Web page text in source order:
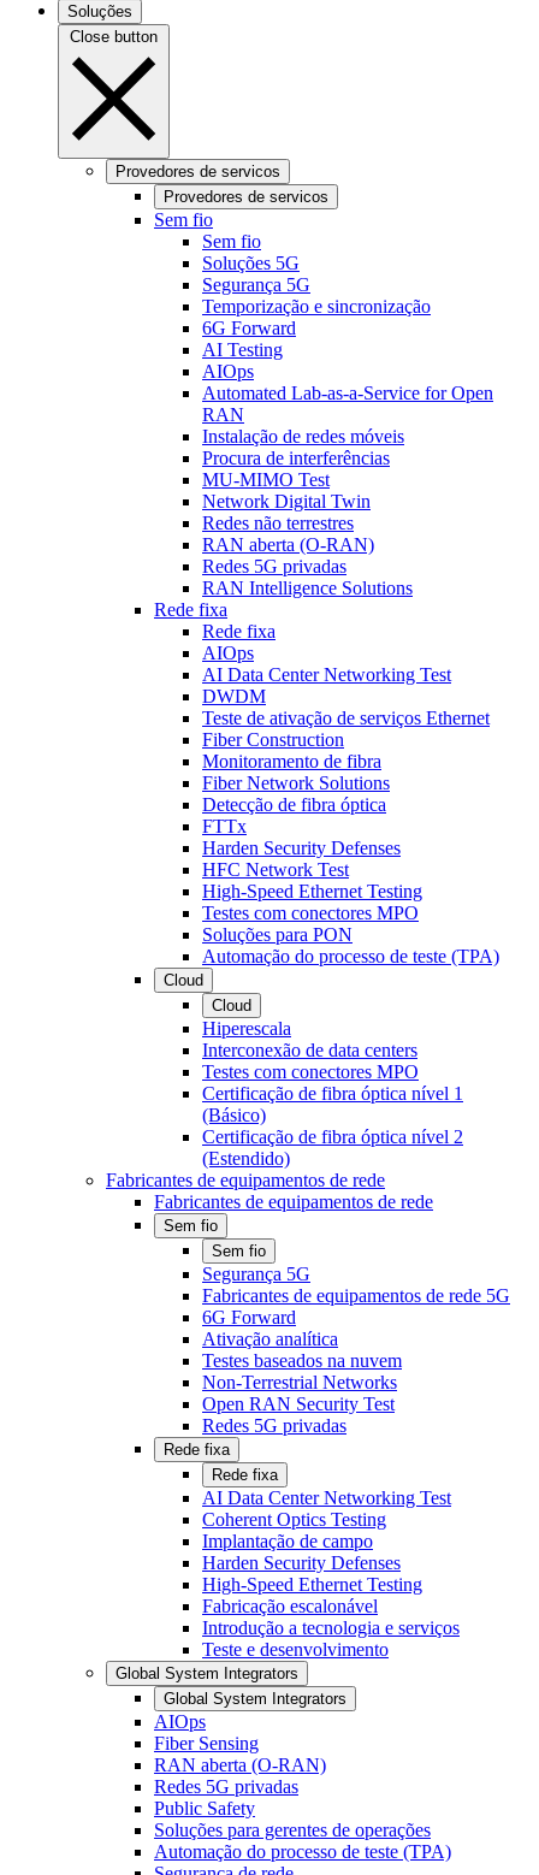
Soluções
Close button
Provedores de servicos
Provedores de servicos
Sem fio
Sem fio
Soluções 5G
Segurança 5G
Temporização e sincronização
6G Forward
AI Testing
AIOps
Automated Lab-as-a-Service for Open
RAN
Instalação de redes móveis
Procura de interferências
MU-MIMO Test
Network Digital Twin
Redes não terrestres
RAN aberta (O-RAN)
Redes 5G privadas
RAN Intelligence Solutions
Rede fixa
Rede fixa
AIOps
AI Data Center Networking Test
DWDM
Teste de ativação de serviços Ethernet
Fiber Construction
Monitoramento de fibra
Fiber Network Solutions
Detecção de fibra óptica
FTTx
Harden Security Defenses
HFC Network Test
High-Speed Ethernet Testing
Testes com conectores MPO
Soluções para PON
Automação do processo de teste (TPA)
Cloud
Cloud
Hiperescala
Interconexão de data centers
Testes com conectores MPO
Certificação de fibra óptica nível 1
(Básico)
Certificação de fibra óptica nível 2
(Estendido)
Fabricantes de equipamentos de rede
Fabricantes de equipamentos de rede
Sem fio
Sem fio
Segurança 5G
Fabricantes de equipamentos de rede 5G
6G Forward
Ativação analítica
Testes baseados na nuvem
Non-Terrestrial Networks
Open RAN Security Test
Redes 5G privadas
Rede fixa
Rede fixa
AI Data Center Networking Test
Coherent Optics Testing
Implantação de campo
Harden Security Defenses
High-Speed Ethernet Testing
Fabricação escalonável
Introdução a tecnologia e serviços
Teste e desenvolvimento
Global System Integrators
Global System Integrators
AIOps
Fiber Sensing
RAN aberta (O-RAN)
Redes 5G privadas
Public Safety
Soluções para gerentes de operações
Automação do processo de teste (TPA)